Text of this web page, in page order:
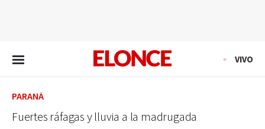
VIVO
PARANÁ
Fuertes ráfagas y lluvia a la madrugada